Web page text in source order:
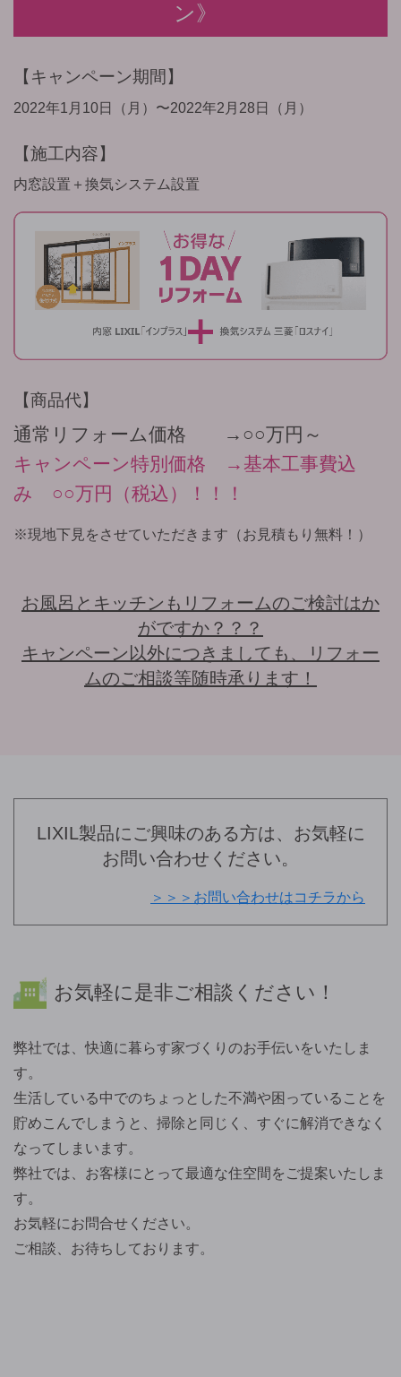
ン
キャンペーン期間
2022年1月10日（月）〜2022年2月28日（月）
施工内容
内窓設置＋換気システム設置
商品代
通常リフォーム価格 →○○万円～
キャンペーン特別価格 →基本工事費込
み ○○万円（税込）！！！
※現地下見をさせていただきます（お見積もり無料！）
お風呂とキッチンもリフォームのご検討はか
がですか？？？
キャンペーン以外につきましても、リフォー
ムのご相談等随時承ります！
LIXIL製品にご興味のある方は、お気軽に
お問い合わせください。
＞＞＞お問い合わせはコチラから
お気軽に是非ご相談ください！
弊社では、快適に暮らす家づくりのお手伝いをいたしま
す。
生活している中でのちょっとした不満や困っていることを
貯めこんでしまうと、掃除と同じく、すぐに解消できなく
なってしまいます。
弊社では、お客様にとって最適な住空間をご提案いたしま
す。
お気軽にお問合せください。
ご相談、お待ちしております。